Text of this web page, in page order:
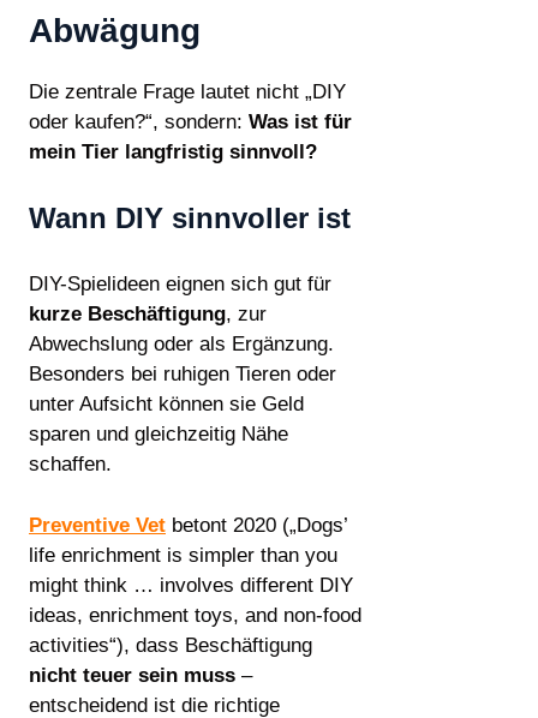
Abwägung
Die zentrale Frage lautet nicht „DIY
oder kaufen?“, sondern: Was ist für
mein Tier langfristig sinnvoll?
Wann DIY sinnvoller ist
DIY-Spielideen eignen sich gut für
kurze Beschäftigung, zur
Abwechslung oder als Ergänzung.
Besonders bei ruhigen Tieren oder
unter Aufsicht können sie Geld
sparen und gleichzeitig Nähe
schaffen.
Preventive Vet betont 2020 („Dogs’
life enrichment is simpler than you
might think … involves different DIY
ideas, enrichment toys, and non-food
activities“), dass Beschäftigung
nicht teuer sein muss –
entscheidend ist die richtige